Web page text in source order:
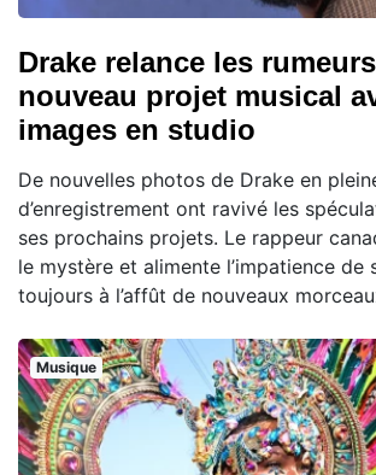
Drake relance les
nouveau projet musical
images en studio
De nouvelles photos de Drake en
d’enregistrement ont ravivé les
ses prochains projets. Le rappeur
le mystère et alimente l’impatience de
toujours à l’affût de nouveaux
Musique